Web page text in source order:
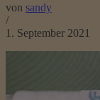
von sandy
/
1. September 2021